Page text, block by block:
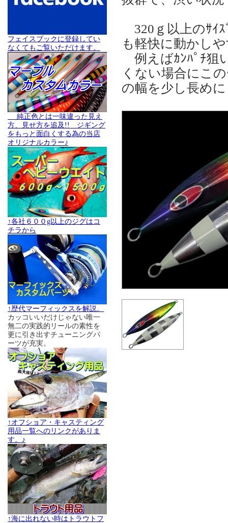
フェイスブックに登録してい
なくてもご覧いただけます。
純正色とは一味違った見え
方、見せ方を追及!! ジギング
をもっと面白くする為の当店
オリジナルカラー♪
↑各社６００g以上のジグはコ
チラから
↑歴代マーフィックスを解説。
カッコいいだけじゃない唯一
無二の実践的リールの素性を
更に引き出すチューニングパ
ーツが充実。
↑オフショア・キャスティング
用品一覧へのリンクがありま
す。♪
↑海に出れない時はトラウトフ
320ｇ以上のｻｲ
も軽快に動かし
例えばｶﾝﾊﾟﾁ狙
くない場合にこ
の幅を少し長め